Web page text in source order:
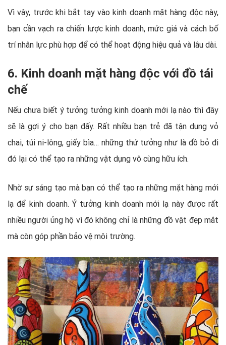
Vì vậy, trước khi bắt tay vào kinh doanh mặt hàng độc này,
bạn cần vạch ra chiến lược kinh doanh, mức giá và cách bố
trí nhân lực phù hợp để có thể hoạt động hiệu quả và lâu dài.
6. Kinh doanh mặt hàng độc với đồ tái
chế
Nếu chưa biết ý tưởng tưởng kinh doanh mới lạ nào thì đây
sẽ là gợi ý cho bạn đấy. Rất nhiều bạn trẻ đã tận dụng vỏ
chai, túi ni-lông, giấy bìa… những thứ tưởng như là đồ bỏ đi
đó lại có thể tạo ra những vật dụng vô cùng hữu ích.
Nhờ sự sáng tạo mà bạn có thể tạo ra những mặt hàng mới
lạ để kinh doanh. Ý tưởng kinh doanh mới lạ này được rất
nhiều người ủng hộ vì đó không chỉ là những đồ vật đẹp mắt
mà còn góp phần bảo vệ môi trường.